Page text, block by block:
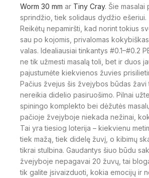
Worm 30 mm ar Tiny Cray. Šie masalai
sprindžio, tiek solidaus dydžio ešeriui.
Reikėtų nepamiršti, kad norint tokius
sau po kojomis, privalomas
valas. Idealiausiai tinkantys #0.1–#0.2
ne tik užmesti masalą toli, bet ir duos
pajustumėte kiekvienos žuvies
Pačius žvejus šis žvejybos būdas žavi
nereikia didelio pasiruošimo. Pilnai
spiningo komplekto bei dėžutės
pačioje žvejyboje niekada nežinai,
Tai yra tiesiog loterija – kiekvienu
tiek mažą, tiek didelę žuvį, o kibimų
tikrai stulbina. Gaudantys šiuo būdu
žvejyboje nepagavai 20 žuvų, tai
tik galite įsivaizduoti, kokia emocijų ir